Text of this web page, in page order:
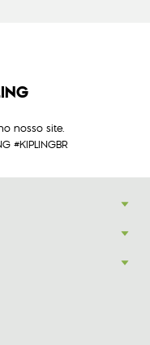
nosso site.
#KIPLINGBR